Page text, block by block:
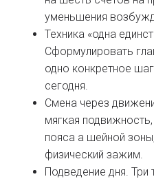
уменьшения
Техника «одна
Сформулировать
одно конкретное
сегодня.
Смена через
мягкая
пояса а шейной
физический зажим.
Подведение дня. Три